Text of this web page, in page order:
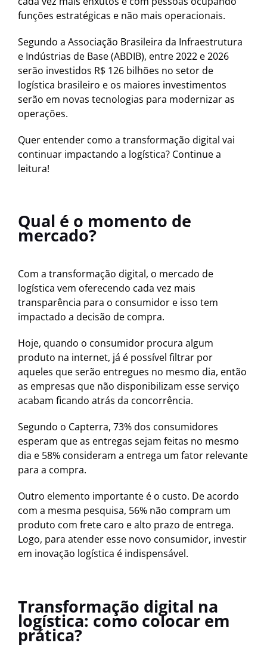
funções estratégicas e não mais operacionais.
Segundo a Associação Brasileira da Infraestrutura
e Indústrias de Base (ABDIB), entre 2022 e 2026
serão investidos R$ 126 bilhões no setor de
logística brasileiro e os maiores investimentos
serão em novas tecnologias para modernizar as
operações.
Quer entender como a transformação digital vai
continuar impactando a logística? Continue a
leitura!
Qual é o momento de
mercado?
Com a transformação digital, o mercado de
logística vem oferecendo cada vez mais
transparência para o consumidor e isso tem
impactado a decisão de compra.
Hoje, quando o consumidor procura algum
produto na internet, já é possível filtrar por
aqueles que serão entregues no mesmo dia, então
as empresas que não disponibilizam esse serviço
acabam ficando atrás da concorrência.
Segundo o Capterra, 73% dos consumidores
esperam que as entregas sejam feitas no mesmo
dia e 58% consideram a entrega um fator relevante
para a compra.
Outro elemento importante é o custo. De acordo
com a mesma pesquisa, 56% não compram um
produto com frete caro e alto prazo de entrega.
Logo, para atender esse novo consumidor, investir
em inovação logística é indispensável.
Transformação digital na
logística: como colocar em
prática?